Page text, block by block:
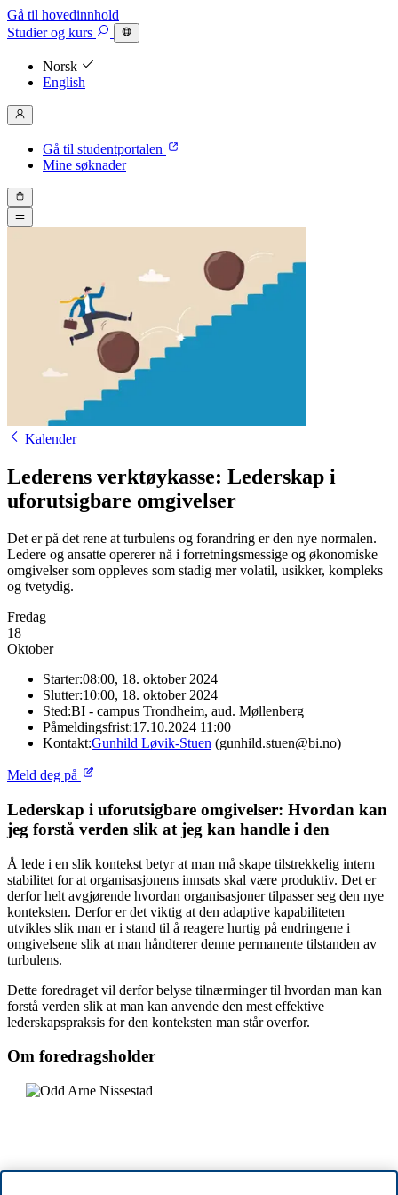
Gå til hovedinnhold
Studierog kurs
Norsk
English
Gå til studentportalen
Mine søknader
Kalender
Lederens verktøykasse: Lederskap i
uforutsigbare omgivelser
Det er på det rene at turbulens og forandring er den nye normalen.
Ledere og ansatte opererer nå i forretningsmessige og økonomiske
omgivelser som oppleves som stadig mer volatil, usikker, kompleks
og tvetydig.
Fredag
18
Oktober
Starter:08:00, 18. oktober 2024
Slutter:10:00, 18. oktober 2024
Sted:BI - campus Trondheim, aud. Møllenberg
Påmeldingsfrist:17.10.2024 11:00
Kontakt:Gunhild Løvik-Stuen (gunhild.stuen@bi.no)
Meld deg på
Lederskap i uforutsigbare omgivelser: Hvordan kan
jeg forstå verden slik at jeg kan handle i den
Å lede i en slik kontekst betyr at man må skape tilstrekkelig intern
stabilitet for at organisasjonens innsats skal være produktiv. Det er
derfor helt avgjørende hvordan organisasjoner tilpasser seg den nye
konteksten. Derfor er det viktig at den adaptive kapabiliteten
utvikles slik man er i stand til å reagere hurtig på endringene i
omgivelsene slik at man håndterer denne permanente tilstanden av
turbulens.
Dette foredraget vil derfor belyse tilnærminger til hvordan man kan
forstå verden slik at man kan anvende den mest effektive
lederskapspraksis for den konteksten man står overfor.
Om foredragsholder